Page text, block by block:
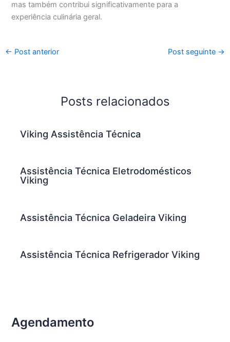
mas também contribui significativamente para a
experiência culinária geral.
← Post anterior Post seguinte →
Posts relacionados
Viking Assistência Técnica
Assistência Técnica Eletrodomésticos
Viking
Assistência Técnica Geladeira Viking
Assistência Técnica Refrigerador Viking
Agendamento